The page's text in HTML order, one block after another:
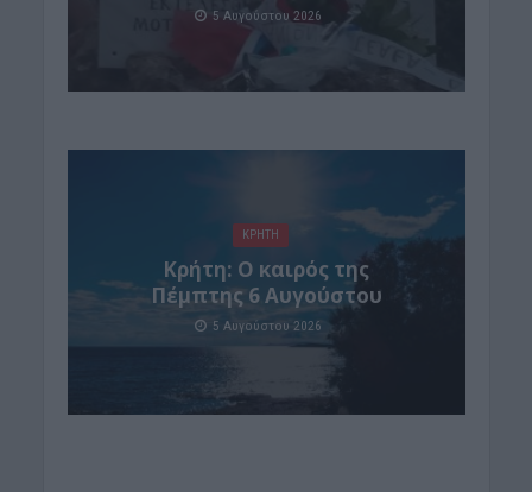
5 Αυγούστου 2026
ΚΡΗΤΗ
Κρήτη: Ο καιρός της
Πέμπτης 6 Αυγούστου
5 Αυγούστου 2026